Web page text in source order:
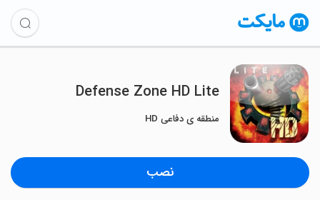
Defense Zone HD Lite
منطقه ی دفاعی HD
نصب